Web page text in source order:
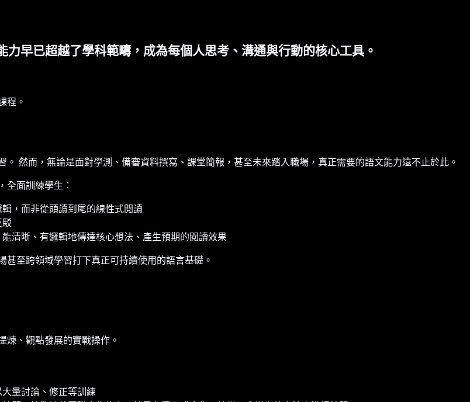
早已超越了學科範疇，成為每個人思考、溝通與行動的核心工具。
程。
然而，無論是面對學測、備審資料撰寫、課堂簡報，甚至未來踏入職場，真正需要的語文能力遠不止於此。
全面訓練學生：
，而非從頭讀到尾的線性式閱讀
駁
清晰、有邏輯地傳達核心想法、產生預期的閱讀效果
至跨領域學習打下真正可持續使用的語言基礎。
煉、觀點發展的實戰操作。
量討論、修正等訓練